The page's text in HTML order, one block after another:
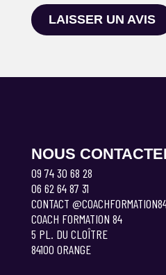
LAISSER UN AVIS
NOUS
09 74 30 68 28
06 62 64 87 31
CONTACT
COACH FORMATION 84
5 PL. DU CLOÎTRE
84100 ORANGE